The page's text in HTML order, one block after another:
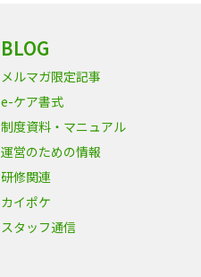
BLOG
メルマガ限定記事
e-ケア書式
制度資料・マニュアル
運営のための情報
研修関連
カイポケ
スタッフ通信